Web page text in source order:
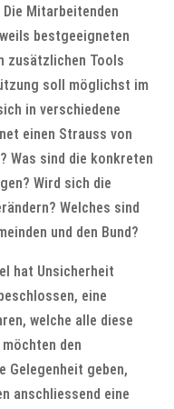
Mitarbeitenden
bestgeeigneten
zusätzlichen Tools
soll möglichst im
in verschiedene
einen Strauss von
Was sind die konkreten
Wird sich die
Welches sind
und den Bund?
hat Unsicherheit
eine
welche alle diese
den
Gelegenheit geben,
anschliessend eine